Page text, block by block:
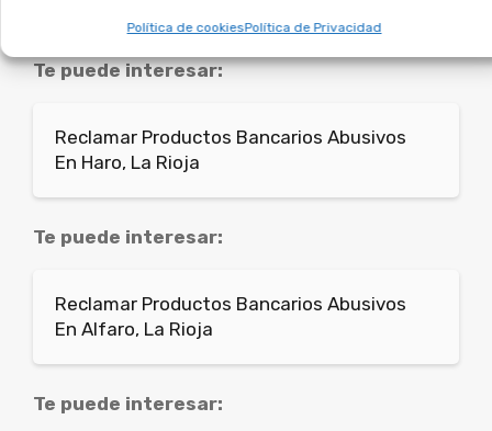
Política de cookiesPolítica de Privacidad
Te puede interesar:
Reclamar Productos Bancarios Abusivos
En Haro, La Rioja
Te puede interesar:
Reclamar Productos Bancarios Abusivos
En Alfaro, La Rioja
Te puede interesar: